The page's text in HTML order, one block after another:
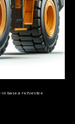
in base a richieste e